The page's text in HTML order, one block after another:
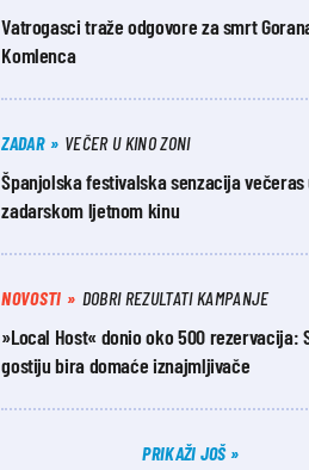
Vatrogasci traže odgovore za smrt
Komlenca
ZADAR VEČER U KINO ZONI
Španjolska festivalska senzacija večeras
zadarskom ljetnom kinu
NOVOSTI DOBRI REZULTATI KAMPANJE
»Local Host« donio oko 500 rezervacija:
gostiju bira domaće iznajmljivače
PRIKAŽI JOŠ